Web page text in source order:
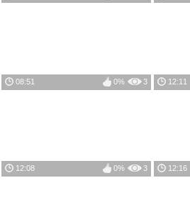
08:51 3
0% 12:11
12:08 3
0% 12:16